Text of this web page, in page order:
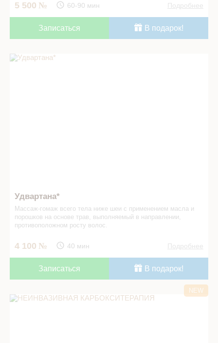
5 500 60-90 мин Подробнее
Записаться В подарок!
Удвартана* в СПА салоне
Удвартана*
Массаж-гомаж всего тела ниже шеи с применением масла и
порошков на основе трав, выполняемый в направлении,
противоположном росту волос.
4 100 40 мин Подробнее
Записаться В подарок!
НЕИНВАЗИВНАЯ КАРБОКСИТЕРАПИЯ в СПА салоне
NEW